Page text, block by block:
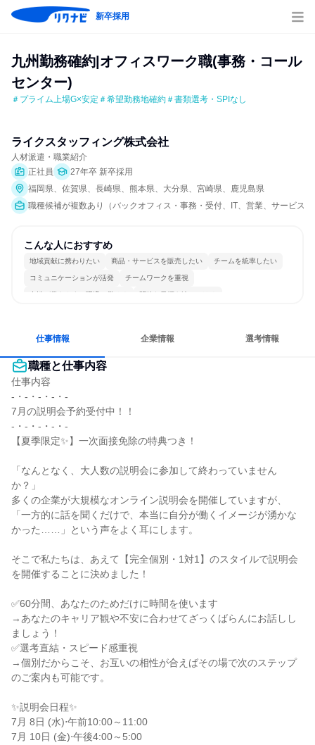
新卒採用
九州勤務確約|オフィスワーク職(事務・コール
センター)
＃プライム上場G×安定＃希望勤務地確約＃書類選考・SPIなし
ライクスタッフィング株式会社
人材派遣・職業紹介
正社員
27年卒 新卒採用
福岡県、佐賀県、長崎県、熊本県、大分県、宮崎県、鹿児島県
職種候補が複数あり（バックオフィス・事務・受付、IT、営業、サービス
こんな人におすすめ
地域貢献に携わりたい 商品・サービスを販売したい チームを統率したい
コミュニケーションが活発 チームワークを重視
女性が働きやすい環境で働ける 明確な目標を追いかける
仕事情報 企業情報 選考情報
職種と仕事内容
仕事内容
-・-・-・-・-
7月の説明会予約受付中！！
-・-・-・-・-
【夏季限定✨】一次面接免除の特典つき！
「なんとなく、大人数の説明会に参加して終わっていません
か？」
多くの企業が大規模なオンライン説明会を開催していますが、
「一方的に話を聞くだけで、本当に自分が働くイメージが湧かな
かった……」という声をよく耳にします。
そこで私たちは、あえて【完全個別・1対1】のスタイルで説明会
を開催することに決めました！
✅60分間、あなたのためだけに時間を使います
→あなたのキャリア観や不安に合わせてざっくばらんにお話しし
ましょう！
✅選考直結・スピード感重視
→個別だからこそ、お互いの相性が合えばその場で次のステップ
のご案内も可能です。
✨説明会日程✨
7月 8日 (水)⋅午前10:00～11:00
7月 10日 (金)⋅午後4:00～5:00